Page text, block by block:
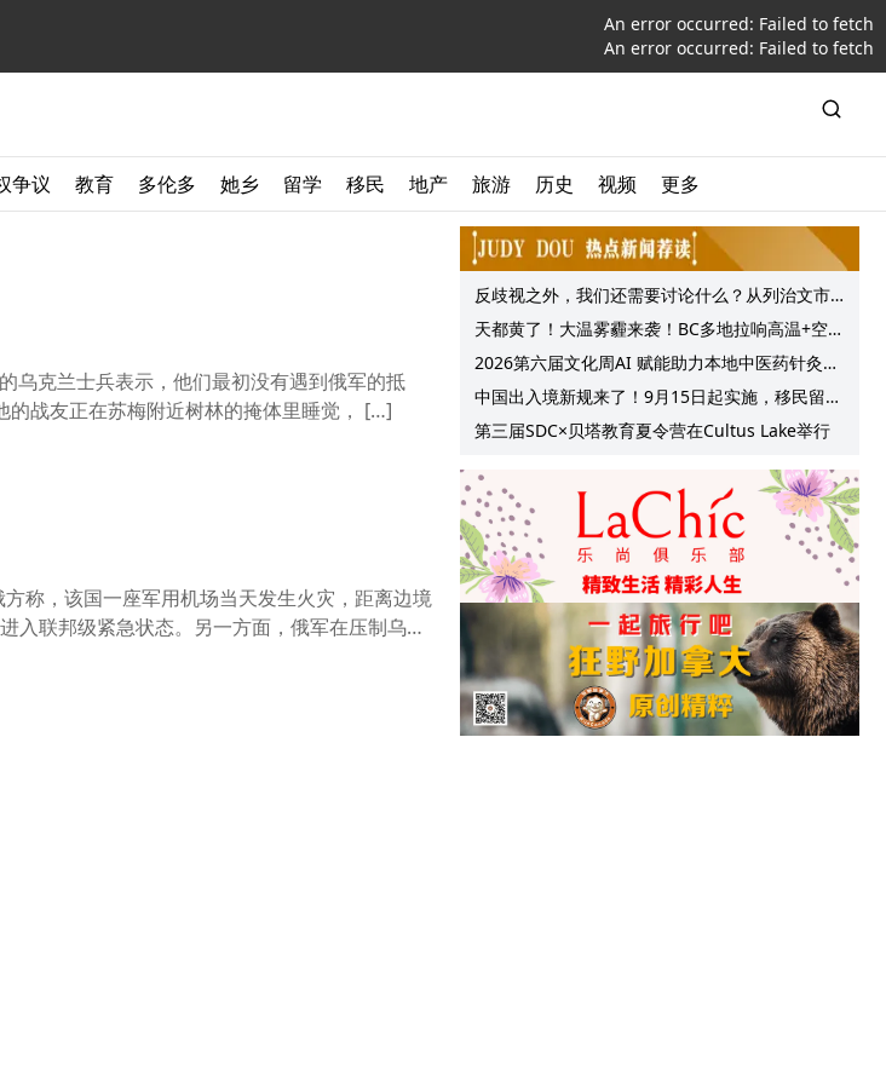
An error occurred: Failed to fetch
An error occurred: Failed to fetch
争议 教育 多伦多 她乡 留学 移民 地产 旅游 历史 视频 更多
乌克兰士兵表示，他们最初没有遇到俄军的抵
战友正在苏梅附近树林的掩体里睡觉， […]
称，该国一座军用机场当天发生火灾，距离边境
入联邦级紧急状态。另一方面，俄军在压制乌
反歧视之外，我们还需要讨论什么？从列治文市
议会一项动议谈起
天都黄了！大温雾霾来袭！BC多地拉响高温+空气
质量预警 最高可达35°C！
2026第六届文化周AI 赋能助力本地中医药针灸服
务提质升级
中国出入境新规来了！9月15日起实施，移民留学
中介迎来最强监管！
第三届SDC×贝塔教育夏令营在Cultus Lake举行